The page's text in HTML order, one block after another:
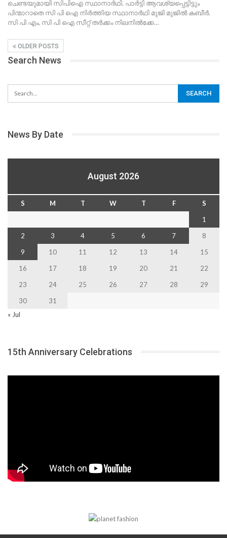
ചെണ്ടയുമായി സിപിഐ സ്ഥാനാർഥി. പാർട്ടി ആവശ്യപ്പെട്ടിട്ടും
പിന്മാറാതെ സി പി ഐ നിർത്തിയ സ്ഥാനാർഥി മുജി മുജിൽ കബീർ.
സി പി എം, സി പി ഐ സീറ്റ് തർക്കം നിലനിൽക്കേ…
OLDER POSTS
Search News
News By Date
August 2026
S M T W T F
S
1
2
3 4 5 6 7
8
9
10 11 12 13 14
15
16
17 18 19 20 21
22
23
24 25 26 27 28
29
30
31
« Jul
15th Anniversary Celebrations